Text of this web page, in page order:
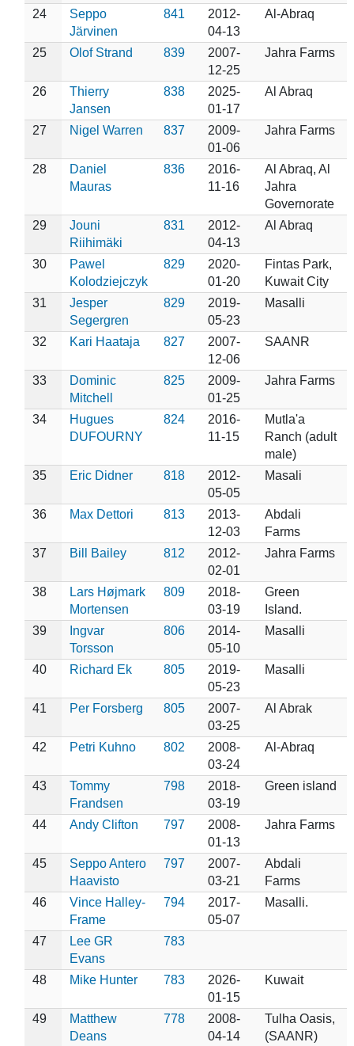
24
Seppo
Järvinen
841
2012-
04-13
Al-Abraq
25 Olof Strand 839
2007-
12-25
Jahra Farms
26
Thierry
Jansen
838
2025-
01-17
Al Abraq
27 Nigel Warren 837
2009-
01-06
Jahra Farms
28
Daniel
Mauras
836
2016-
11-16
Al Abraq, Al
Jahra
Governorate
29
Jouni
Riihimäki
831
2012-
04-13
Al Abraq
30
Pawel
Kolodziejczyk
829
2020-
01-20
Fintas Park,
Kuwait City
31
Jesper
Segergren
829
2019-
05-23
Masalli
32 Kari Haataja 827
2007-
12-06
SAANR
33
Dominic
Mitchell
825
2009-
01-25
Jahra Farms
34
Hugues
DUFOURNY
824
2016-
11-15
Mutla'a
Ranch (adult
male)
35
Eric Didner 818
2012-
05-05
Masali
36 Max Dettori 813
2013-
12-03
Abdali
Farms
37
Bill Bailey 812
2012-
02-01
Jahra Farms
38
Lars Højmark
Mortensen
809
2018-
03-19
Green
Island.
39
Ingvar
Torsson
806
2014-
05-10
Masalli
40 Richard Ek 805
2019-
05-23
Masalli
41 Per Forsberg 805
2007-
03-25
Al Abrak
42 Petri Kuhno 802
2008-
03-24
Al-Abraq
43
Tommy
Frandsen
798
2018-
03-19
Green island
44 Andy Clifton 797
2008-
01-13
Jahra Farms
45
Seppo Antero
Haavisto
797
2007-
03-21
Abdali
Farms
46
Vince Halley-
Frame
794
2017-
05-07
Masalli.
47
Lee GR
Evans
783
48 Mike Hunter 783
2026-
01-15
Kuwait
49
Matthew
Deans
778
2008-
04-14
Tulha Oasis,
(SAANR)